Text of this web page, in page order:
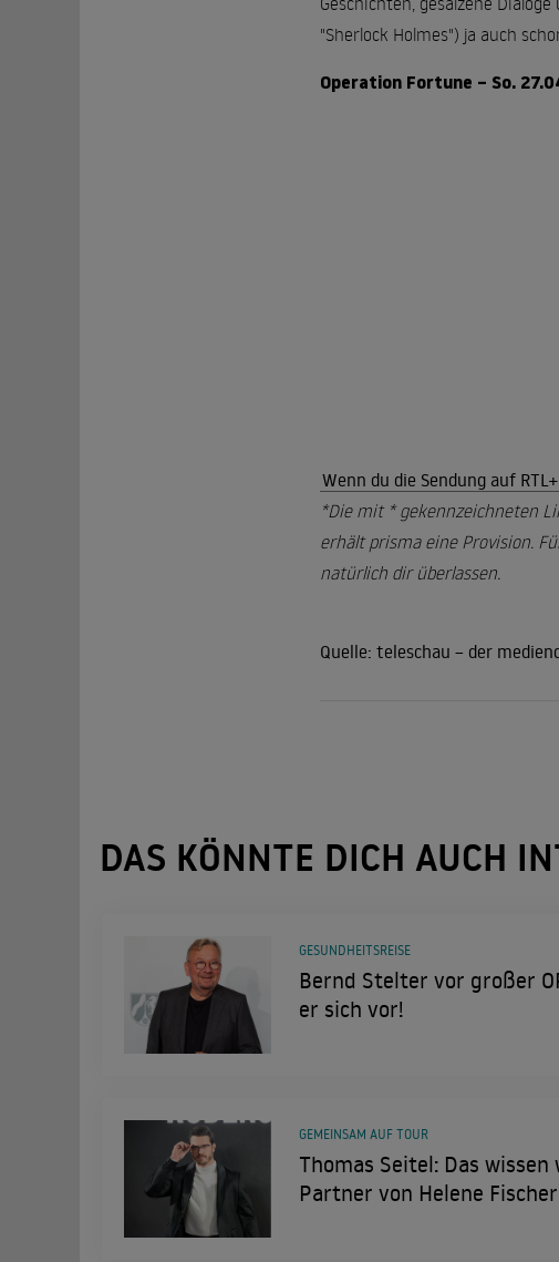
"Sherlock Holmes") ja auch
Operation Fortune – So.
Wenn du die Sendung auf
*Die mit * gekennzeichneten
erhält prisma eine Provision.
natürlich dir überlassen.
Quelle: teleschau – der
DAS KÖNNTE DICH AUCH
Bernd Stelter vor großer
er sich vor!
GESUNDHEITSREISE
Thomas Seitel: Das
Partner von Helene Fischer
GEMEINSAM AUF TOUR